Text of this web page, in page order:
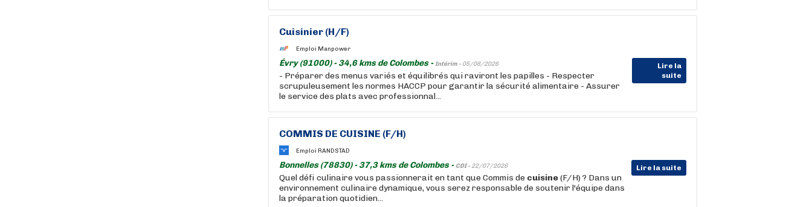
Cuisinier (H/F)
Emploi Manpower
Évry (91000) - 34,6 kms de Colombes -Intérim - 05/08/2026
Lire la
suite
- Préparer des menus variés et équilibrés qui raviront les papilles - Respecter
scrupuleusement les normes HACCP pour garantir la sécurité alimentaire - Assurer
le service des plats avec professionnal...
COMMIS DE CUISINE (F/H)
Emploi RANDSTAD
Bonnelles (78830) - 37,3 kms de Colombes - CDI - 22/07/2026 Lire la suite
Quel défi culinaire vous passionnerait en tant que Commis de cuisine(F/H) ? Dans un
environnement culinaire dynamique, vous serez responsable de soutenir l'équipe dans
la préparation quotidien...